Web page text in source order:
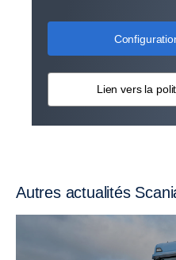
Lien vers la
Autres actualités